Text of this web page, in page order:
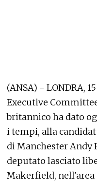
(ANSA) - LONDRA,
Executive
britannico ha dato
i tempi, alla
di Manchester Andy
deputato lasciato
Makerfield, nell'area